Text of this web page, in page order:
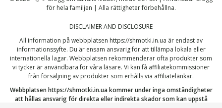
för hela familjen | Alla rättigheter förbehållna.
DISCLAIMER AND DISCLOSURE
All information på webbplatsen https://shmotki.in.ua är endast av
informationssyfte. Du är ensam ansvarig för att tillämpa lokala eller
internationella lagar. Webbplatsen rekommenderar ofta produkter som
vi tycker är användbara för våra läsare. Vi kan få affiliatekommissioner
från försäljning av produkter som erhålls via affiliatelänkar.
Webbplatsenhttps://shmotki.in.uakommer under inga omständigheter
att hållas ansvarig för direkta eller indirekta skador som kan uppstå